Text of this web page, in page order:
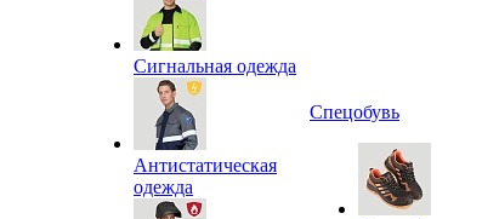
Сигнальная одежда
Антистатическая
одежда
Спецобувь